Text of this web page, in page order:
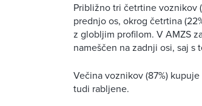
Približno tri četrtine voznikov
prednjo os, okrog četrtina
z globljim profilom. V AMZS
nameščen na zadnji osi, saj
Večina voznikov (87%)
tudi rabljene.